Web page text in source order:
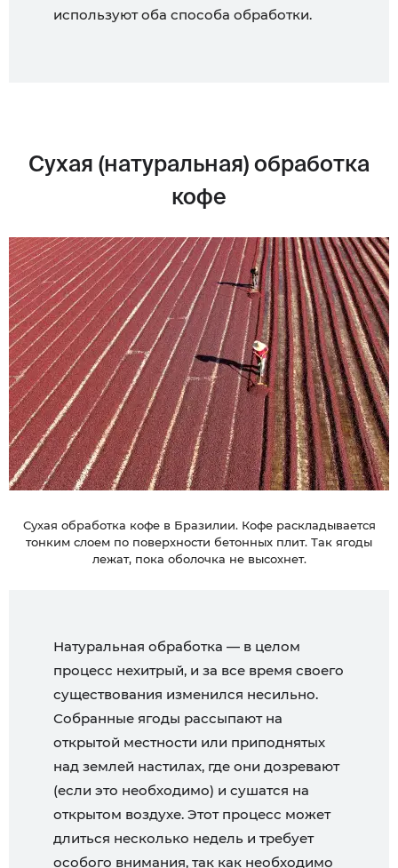
используют оба способа обработки.
Сухая (натуральная) обработка
кофе
Сухая обработка кофе в Бразилии. Кофе раскладывается
тонким слоем по поверхности бетонных плит. Так ягоды
лежат, пока оболочка не высохнет.
Натуральная обработка — в целом
процесс нехитрый, и за все время своего
существования изменился несильно.
Собранные ягоды рассыпают на
открытой местности или приподнятых
над землей настилах, где они дозревают
(если это необходимо) и сушатся на
открытом воздухе. Этот процесс может
длиться несколько недель и требует
особого внимания, так как необходимо